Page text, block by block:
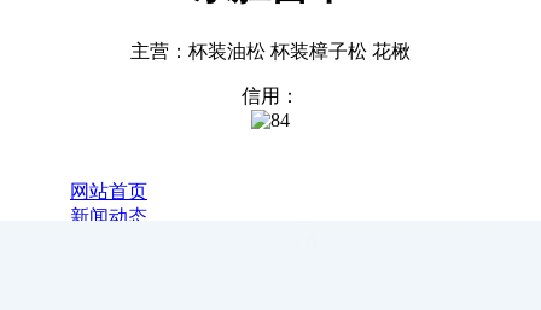
主营：杯装油松 杯装樟子松 花楸
信用：
网站首页
新闻动态